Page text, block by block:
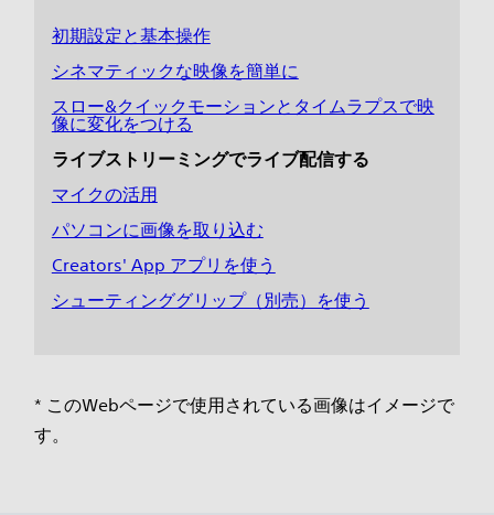
初期設定と基本操作
シネマティックな映像を簡単に
スロー&クイックモーションとタイムラプスで映
像に変化をつける
ライブストリーミングでライブ配信する
マイクの活用
パソコンに画像を取り込む
Creators' App アプリを使う
シューティンググリップ（別売）を使う
* このWebページで使用されている画像はイメージで
す。